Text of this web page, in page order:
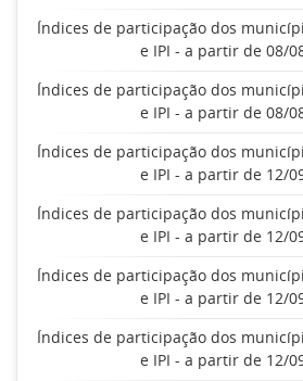
Índices de participação dos
e IPI - a partir de 08/
Índices de participação dos
e IPI - a partir de 08/
Índices de participação dos
e IPI - a partir de 12/
Índices de participação dos
e IPI - a partir de 12/
Índices de participação dos
e IPI - a partir de 12/
Índices de participação dos
e IPI - a partir de 12/